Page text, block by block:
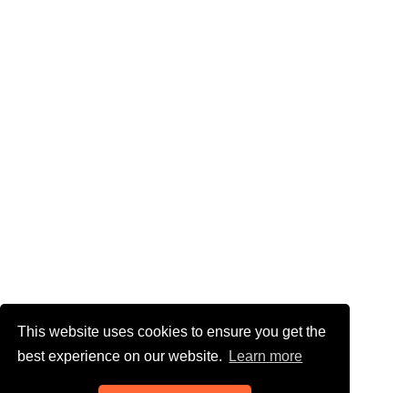
This website uses cookies to ensure you get the
best experience on our website.
Learn more